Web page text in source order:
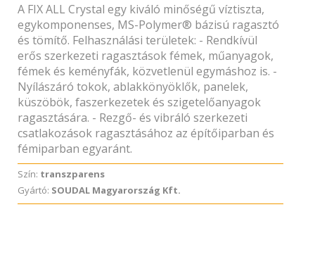
A FIX ALL Crystal egy kiváló minőségű víztiszta,
egykomponenses, MS-Polymer® bázisú ragasztó
és tömítő. Felhasználási területek: - Rendkívül
erős szerkezeti ragasztások fémek, műanyagok,
fémek és keményfák, közvetlenül egymáshoz is. -
Nyílászáró tokok, ablakkönyöklők, panelek,
küszöbök, faszerkezetek és szigetelőanyagok
ragasztására. - Rezgő- és vibráló szerkezeti
csatlakozások ragasztásához az építőiparban és
fémiparban egyaránt.
Szín: transzparens
Gyártó: SOUDAL Magyarország Kft.